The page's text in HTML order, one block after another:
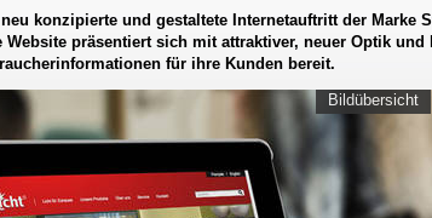
konzipierte und gestaltete Internetauftritt der Marke
Website präsentiert sich mit attraktiver, neuer Optik und
für ihre Kunden bereit.
Bildübersicht